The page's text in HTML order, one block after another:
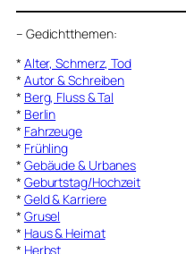
– Gedichtthemen:
* Alter, Schmerz, Tod
* Autor & Schreiben
* Berg, Fluss & Tal
* Berlin
* Fahrzeuge
* Frühling
* Gebäude & Urbanes
* Geburtstag/Hochzeit
* Geld & Karriere
* Grusel
* Haus & Heimat
* Herbst